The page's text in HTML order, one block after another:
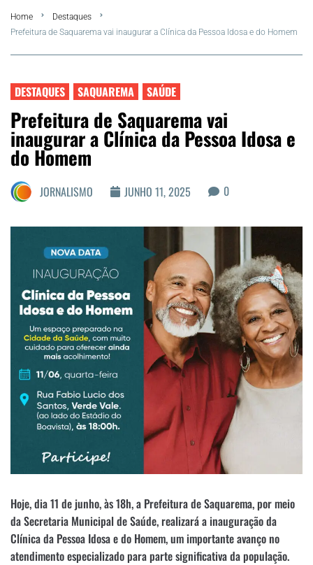
FLA Araru 2026
Região dos Lagos
Agenda Cultural
Colunistas
Home
Destaques
Prefeitura de Saquarema vai inaugurar a Clínica da Pessoa Idosa e do Homem
DESTAQUES SAQUAREMA SAÚDE
Prefeitura de Saquarema vai
inaugurar a Clínica da Pessoa Idosa e
do Homem
JORNALISMO JUNHO 11, 2025 0
Hoje, dia 11 de junho, às 18h, a Prefeitura de Saquarema, por meio
da Secretaria Municipal de Saúde, realizará a inauguração da
Clínica da Pessoa Idosa e do Homem, um importante avanço no
atendimento especializado para parte significativa da população.